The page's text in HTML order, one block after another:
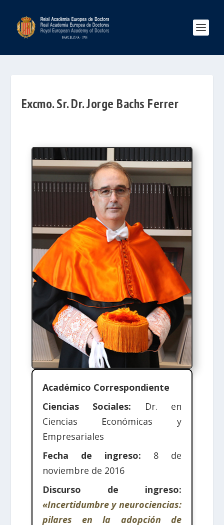
Excmo. Sr. Dr. Jorge Bachs Ferrer
Académico Correspondiente
Ciencias Sociales: Dr. en
Ciencias Económicas y
Empresariales
Fecha de ingreso: 8 de
noviembre de 2016
Discurso de ingreso:
«Incertidumbre y neurociencias:
pilares en la adopción de